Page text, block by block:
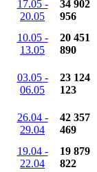
17.05 -
20.05
34 902
956
10.05 -
13.05
20 451
890
03.05 -
06.05
23 124
123
26.04 -
29.04
42 357
469
19.04 -
22.04
19 879
822